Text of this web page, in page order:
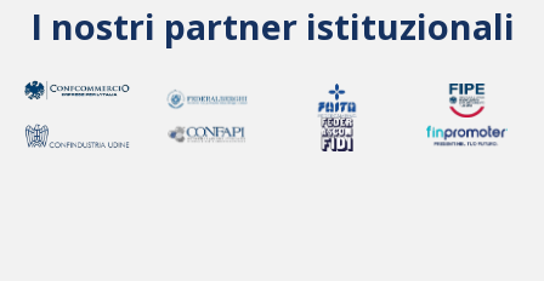
I nostri partner istituzionali